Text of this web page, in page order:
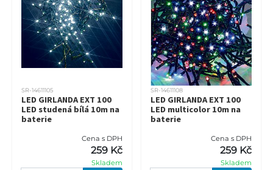
SR-14611105
LED GIRLANDA EXT 100
LED studená bílá 10m na
baterie
Cena s DPH
259 Kč
Skladem
SR-14611108
LED GIRLANDA EXT 100
LED multicolor 10m na
baterie
Cena s DPH
259 Kč
Skladem